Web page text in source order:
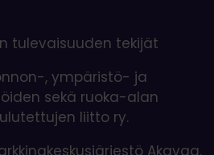
tulevaisuuden tekijät
, ympäristö- ja
sekä ruoka-alan
liitto ry.